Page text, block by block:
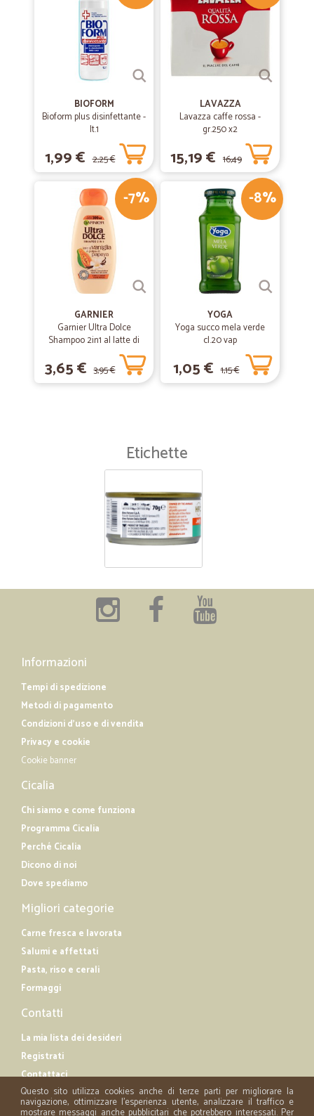
BIOFORM
Bioform plus disinfettante -
lt.1
1,99 € 2,25 €
LAVAZZA
Lavazza caffe rossa -
gr.250 x2
15,19 € 16,49
€
-7%
GARNIER
Garnier Ultra Dolce
Shampoo 2in1 al latte di
Vaniglia e polpa di Papaya
per capelli lunghi, 300 ml.
3,65 € 3,95 €
-8%
YOGA
Yoga succo mela verde
cl.20 vap
1,05 € 1,15 €
Etichette
Informazioni
Tempi di spedizione
Metodi di pagamento
Condizioni d'uso e di vendita
Privacy e cookie
Cookie banner
Cicalia
Chi siamo e come funziona
Programma Cicalia
Perché Cicalia
Dicono di noi
Dove spediamo
Migliori categorie
Carne fresca e lavorata
Salumi e affettati
Pasta, riso e cerali
Formaggi
Contatti
La mia lista dei desideri
Registrati
Contattaci
Questo sito utilizza cookies anche di terze parti per migliorare la
navigazione, ottimizzare l'esperienza utente, analizzare il traffico e
mostrare messaggi anche pubblicitari che potrebbero interessati. Per